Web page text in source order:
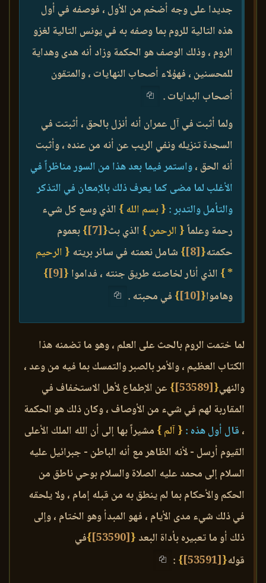
جديدا على وجه أضخم من الأول ، فوصفه في أول
هذه التالية للروم بما وصفه به في يونس التالية لغزو
الروم ، وذلك الوصف هو الحكمة وزاد أنه هدى وهداية
للمحسنين ، فهؤلاء أصحاب النهايات ، والمتقون
أصحاب البدايات .
ولما أثبت في آل عمران أنه أنزل بالحق ، أثبتت في
السجدة تنزيله ونفي الريب عن أنه من عنده ، وأثبت
أنه الحق ،واستمر فيما بعد هذا من السور مناظراً في
الأغلب لما مضى كما يعرف ذلك بالإمعان في التذكر
والتأمل والتدبر : { بسم الله } الذي وسع كل شيء
رحمة وعلماً{ الرحمن } الذي بث{
[7]
}بعموم
حكمته{
[8]
} شامل نعمته في سائر بريته { الرحيم
* } الذي أنار لخاصته طريق جنته ، فداموا {
[9]
}
وهاموا{
[10]
} في محبته .
لما ختمت الروم بالحث على العلم ، وهو ما تضمنه هذا
الكتاب العظيم ، والأمر بالصبر والتمسك بما فيه من وعد ،
والنهي{
[53589]
} عن الإطماع لأهل الاستخفاف في
المقاربة لهم في شيء من الأوصاف ، وكان ذلك هو الحكمة
، قال أول هذه : { آلم } مشيراً بها إلى أن الله الملك الأعلى
القيوم أرسل - لأنه الظاهر مع أنه الباطن - جبرائيل عليه
السلام إلى محمد عليه الصلاة والسلام بوحي ناطق من
الحكم والأحكام بما لم ينطق به من قبله إمام ، ولا يلحقه
في ذلك شيء مدى الأيام ، فهو المبدأ وهو الختام ، وإلى
ذلك أو ما تعبيره بأداة البعد {
[53590]
}في
قوله{
[53591]
}
: